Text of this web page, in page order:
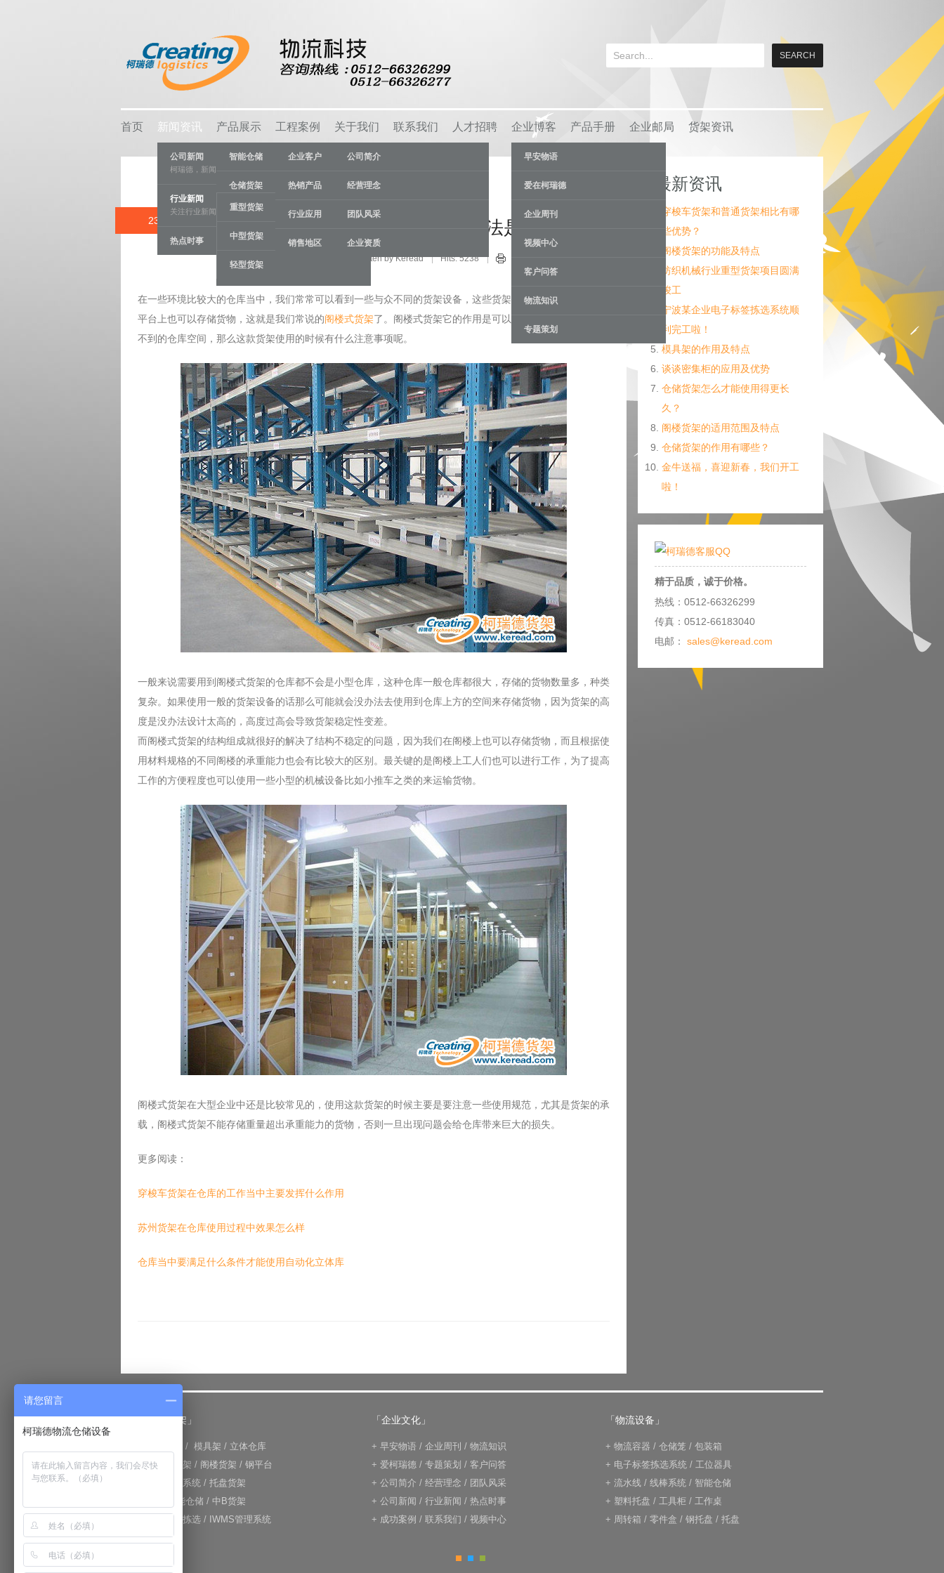
首页 新闻资讯
公司新闻
柯瑞德，新闻资讯
行业新闻
关注行业新闻，推动行业发展。
热点时事
产品展示
智能仓储
仓储货架
重型货架
中型货架
轻型货架
物流容器
车间设备
线棒系统
工程案例
企业客户
热销产品
行业应用
销售地区
关于我们
公司简介
经营理念
团队风采
企业资质
联系我们 人才招聘 企业博客
早安物语
爱在柯瑞德
企业周刊
视频中心
客户问答
物流知识
专题策划
产品手册 企业邮局 货架资讯
23 SEP 阁楼式货架设备正确的使用方法是什么
Written by Keread Hits: 5238
在一些环境比较大的仓库当中，我们常常可以看到一些与众不同的货架设备，这些货架有很多个平台，并且在
平台上也可以存储货物，这就是我们常说的阁楼式货架了。阁楼式货架它的作用是可以更有效的去利用平时用
不到的仓库空间，那么这款货架使用的时候有什么注意事项呢。
一般来说需要用到阁楼式货架的仓库都不会是小型仓库，这种仓库一般仓库都很大，存储的货物数量多，种类
复杂。如果使用一般的货架设备的话那么可能就会没办法去使用到仓库上方的空间来存储货物，因为货架的高
度是没办法设计太高的，高度过高会导致货架稳定性变差。
而阁楼式货架的结构组成就很好的解决了结构不稳定的问题，因为我们在阁楼上也可以存储货物，而且根据使
用材料规格的不同阁楼的承重能力也会有比较大的区别。最关键的是阁楼上工人们也可以进行工作，为了提高
工作的方便程度也可以使用一些小型的机械设备比如小推车之类的来运输货物。
阁楼式货架在大型企业中还是比较常见的，使用这款货架的时候主要是要注意一些使用规范，尤其是货架的承
载，阁楼式货架不能存储重量超出承重能力的货物，否则一旦出现问题会给仓库带来巨大的损失。
更多阅读：
穿梭车货架在仓库的工作当中主要发挥什么作用
苏州货架在仓库使用过程中效果怎么样
仓库当中要满足什么条件才能使用自动化立体库
最新资讯
穿梭车货架和普通货架相比有哪
些优势？
阁楼货架的功能及特点
纺织机械行业重型货架项目圆满
竣工
宁波某企业电子标签拣选系统顺
利完工啦！
模具架的作用及特点
谈谈密集柜的应用及优势
仓储货架怎么才能使用得更长
久？
阁楼货架的适用范围及特点
仓储货架的作用有哪些？
金牛送福，喜迎新春，我们开工
啦！
精于品质，诚于价格。
热线：0512-66326299
传真：0512-66183040
电邮： sales@keread.com
「仓储货架」
/ 模具架 / 立体仓库
+重力式货架 / 阁楼货架 / 钢平台
仓库输送系统 / 托盘货架
RFID智能仓储 / 中B货架
电子标签拣选 / IWMS管理系统
「企业文化」
+ 早安物语 / 企业周刊 / 物流知识
+ 爱柯瑞德 / 专题策划 / 客户问答
+ 公司简介 / 经营理念 / 团队风采
+ 公司新闻 / 行业新闻 / 热点时事
+ 成功案例 / 联系我们 / 视频中心
「物流设备」
+ 物流容器 / 仓储笼 / 包装箱
+ 电子标签拣选系统 / 工位器具
+ 流水线 / 线棒系统 / 智能仓储
+ 塑料托盘 / 工具柜 / 工作桌
+ 周转箱 / 零件盒 / 钢托盘 / 托盘
请您留言
柯瑞德物流仓储设备